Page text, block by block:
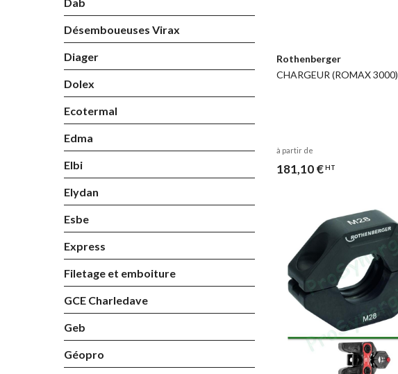
Désemboueuses Virax
Diager
Dolex
Ecotermal
Edma
Elbi
Elydan
Esbe
Express
Filetage et emboiture
GCE Charledave
Geb
Géopro
Rothenberger
CHARGEUR (ROMAX 3000)
à partir de
181,10 €HT